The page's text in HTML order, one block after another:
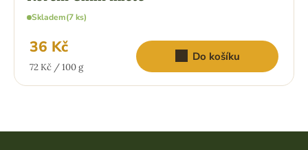
Skladem(7 ks)
36 Kč
Měrná
72 Kč / 100 g
Do košíku